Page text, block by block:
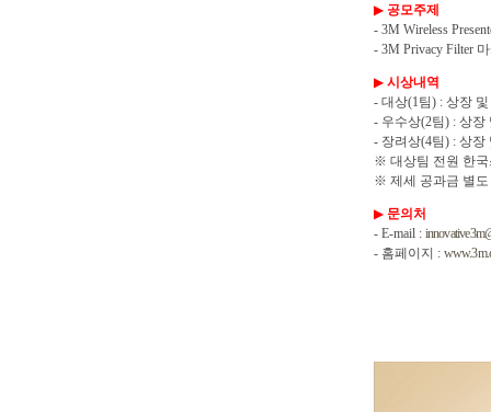
▶ 공모주제
- 3M Wireless
- 3M Privacy Filter
▶ 시상내역
- 대상(1팀) : 상장
- 우수상(2팀) : 상장
- 장려상(4팀) : 상장
※ 대상팀 전원 한국
※ 제세 공과금 별도
▶ 문의처
- E-mail :
- 홈페이지 :